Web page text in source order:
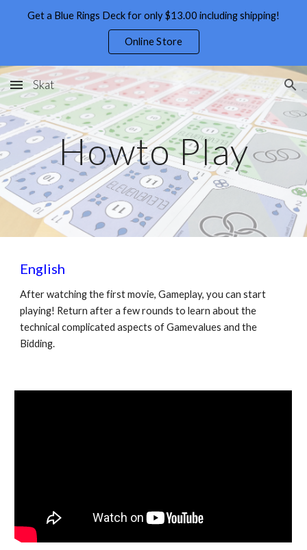
Skip to main content Skip to navigation
Get a Blue Rings Deck for only $13.00 including shipping!
Online Store
Skat
Howto Play
English
After watching the first movie, Gameplay, you can start
playing! Return after a few rounds to learn about the
technical complicated aspects of Gamevalues and the
Bidding.